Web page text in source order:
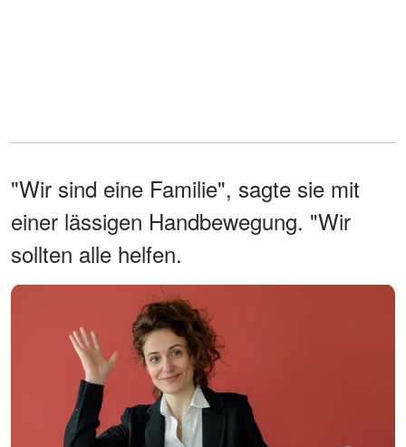
"Wir sind eine Familie", sagte sie mit
einer lässigen Handbewegung. "Wir
sollten alle helfen.